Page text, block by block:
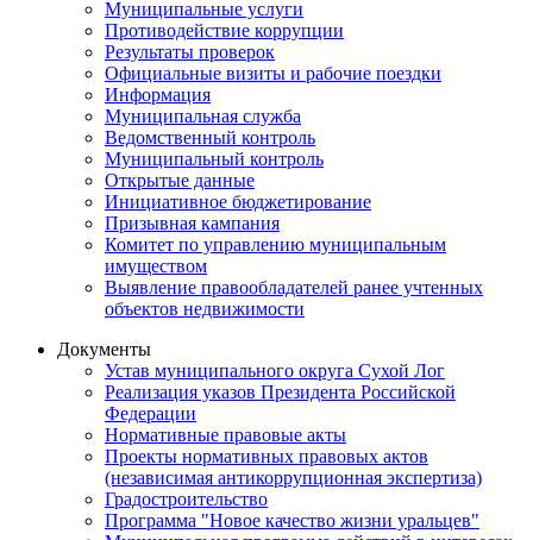
Муниципальные услуги
Противодействие коррупции
Результаты проверок
Официальные визиты и рабочие поездки
Информация
Муниципальная служба
Ведомственный контроль
Муниципальный контроль
Открытые данные
Инициативное бюджетирование
Призывная кампания
Комитет по управлению муниципальным
имуществом
Выявление правообладателей ранее учтенных
объектов недвижимости
Документы
Устав муниципального округа Сухой Лог
Реализация указов Президента Российской
Федерации
Нормативные правовые акты
Проекты нормативных правовых актов
(независимая антикоррупционная экспертиза)
Градостроительство
Программа "Новое качество жизни уральцев"